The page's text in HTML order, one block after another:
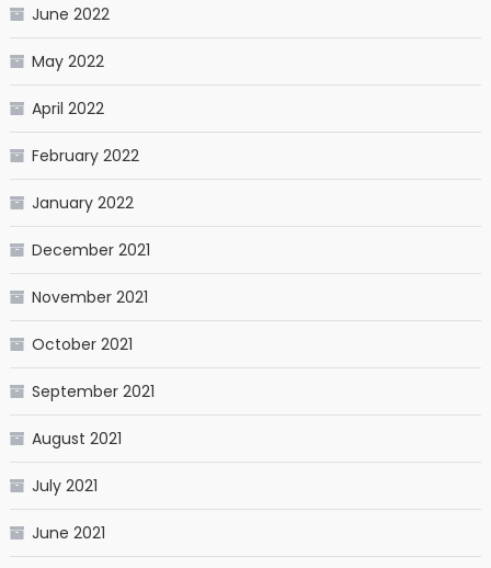
June 2022
May 2022
April 2022
February 2022
January 2022
December 2021
November 2021
October 2021
September 2021
August 2021
July 2021
June 2021